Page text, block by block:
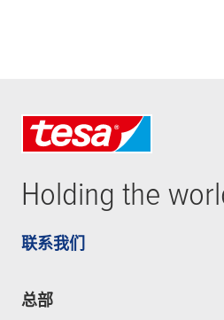
Holding the
联系我们
总部